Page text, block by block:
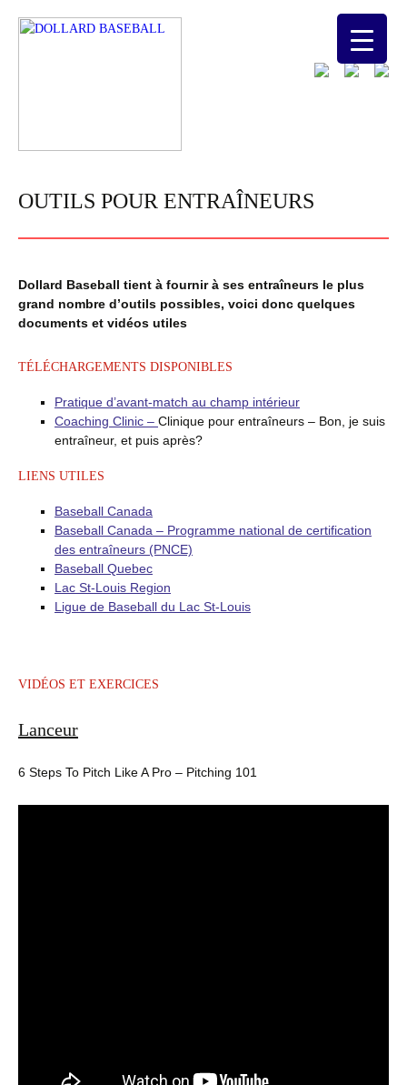
OUTILS POUR ENTRAÎNEURS
Dollard Baseball tient à fournir à ses entraîneurs le plus
grand nombre d’outils possibles, voici donc quelques
documents et vidéos utiles
TÉLÉCHARGEMENTS DISPONIBLES
Pratique d’avant-match au champ intérieur
Coaching Clinic – Clinique pour entraîneurs – Bon, je suis
entraîneur, et puis après?
LIENS UTILES
Baseball Canada
Baseball Canada – Programme national de certification
des entraîneurs (PNCE)
Baseball Quebec
Lac St-Louis Region
Ligue de Baseball du Lac St-Louis
VIDÉOS ET EXERCICES
Lanceur
6 Steps To Pitch Like A Pro – Pitching 101